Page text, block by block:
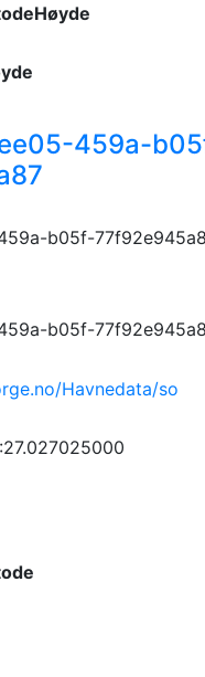
459a-
b05f-
b05f-
Havnedata/so